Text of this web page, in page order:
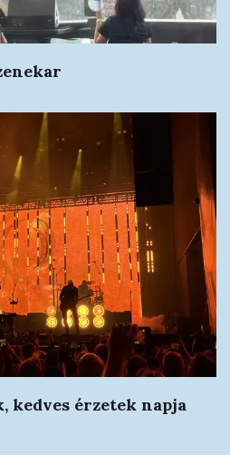
kedves érzetek napja